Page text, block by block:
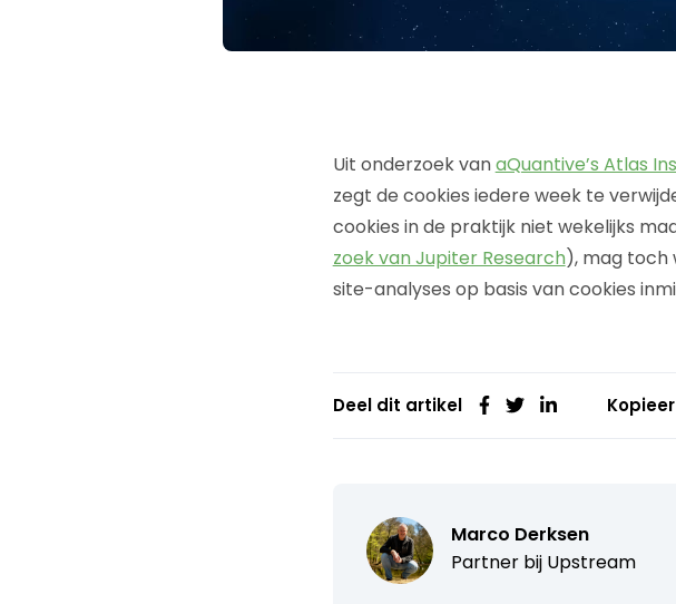
Uit onderzoek vanaQuantive’s Atlas
zegt de cookies iedere week te
cookies in de praktijk niet wekelijks
zoek van Jupiter Research), mag toch
site-analyses op basis van cookies
Deel dit artikel
Marco Derksen
Partner bij Upstream